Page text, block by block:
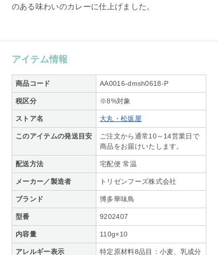
のある味わいのカレーに仕上げました。
アイテム情報
商品コード AA0016-dmsh0618-P
税区分 ※8%対象
ストア名 大丸・松坂屋
このアイテムの発送目安
ご注文から通常10～14営業日で
商品をお届けいたします。
配送方法 宅配便 常温
メーカー／製造者 トリゼンフーズ株式会社
ブランド 博多華味鳥
型番 9202407
内容量 110g×10
アレルギー表示 特定原材料8品目：小麦、乳成分